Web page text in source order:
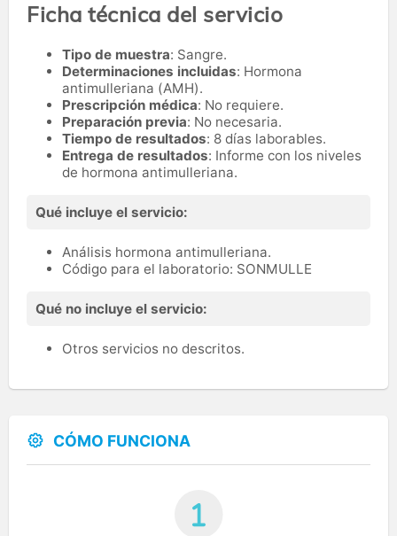
Ficha técnica del servicio
Tipo de muestra: Sangre.
Determinaciones incluidas: Hormona
antimulleriana (AMH).
Prescripción médica: No requiere.
Preparación previa: No necesaria.
Tiempo de resultados: 8 días laborables.
Entrega de resultados: Informe con los niveles
de hormona antimulleriana.
Qué incluye el servicio:
Análisis hormona antimulleriana.
Código para el laboratorio: SONMULLE
Qué no incluye el servicio:
Otros servicios no descritos.
CÓMO FUNCIONA